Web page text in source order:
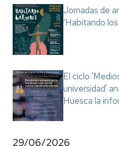
Jornadas de
‘Habitando
El ciclo
universidad'
Huesca la
29/06/2026